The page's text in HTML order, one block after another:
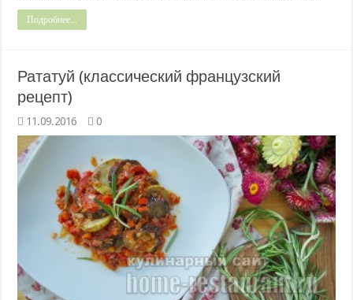
Подробнее...
Рататуй (классический французский
рецепт)
11.09.2016 0